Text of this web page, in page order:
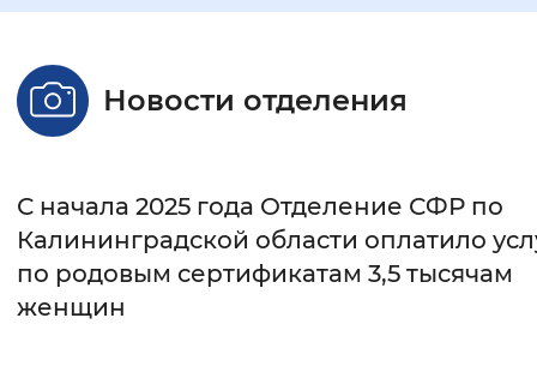
Настройка режима отображения
Стандартный Увеличенный
Без засечек
Интервал между буквами
Новости отделения
С начала 2025 года Отделение СФР по
Калининградской области оплатило
по родовым сертификатам 3,5 тысячам
женщин